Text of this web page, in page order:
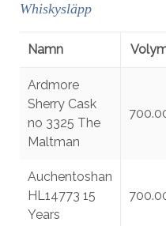
Whiskysläpp
Namn
Ardmore
Sherry Cask
no 3325 The
Maltman
Auchentoshan
HL14773 15
Years